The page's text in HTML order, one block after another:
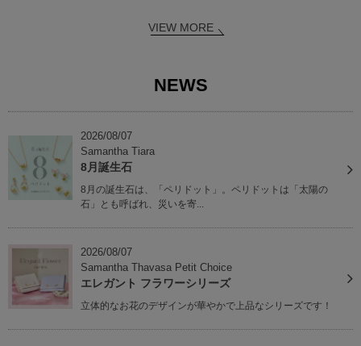
VIEW MORE
NEWS
2026/08/07
Samantha Tiara
8月誕生石
8月の誕生石は、「ペリドット」。ペリドットは「太陽の
石」とも呼ばれ、災いを寄...
2026/08/07
Samantha Thavasa Petit Choice
エレガント フラワーシリーズ
立体的なお花のデザインが華やかで上品なシリーズです！